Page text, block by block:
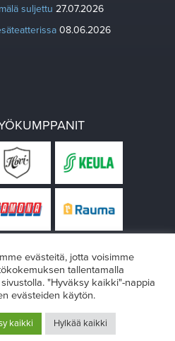
suljettu 27.07.2026
08.06.2026
evästeitä, jotta voisimme
tallentamalla
"Hyväksy kaikki"-nappia
evästeiden käytön.
kaikki Hylkää kaikki